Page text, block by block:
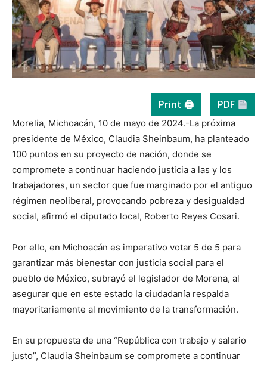
Print 🖨 PDF
Morelia, Michoacán, 10 de mayo de 2024.-La próxima
presidente de México, Claudia Sheinbaum, ha planteado
100 puntos en su proyecto de nación, donde se
compromete a continuar haciendo justicia a las y los
trabajadores, un sector que fue marginado por el antiguo
régimen neoliberal, provocando pobreza y desigualdad
social, afirmó el diputado local, Roberto Reyes Cosari.
Por ello, en Michoacán es imperativo votar 5 de 5 para
garantizar más bienestar con justicia social para el
pueblo de México, subrayó el legislador de Morena, al
asegurar que en este estado la ciudadanía respalda
mayoritariamente al movimiento de la transformación.
En su propuesta de una “República con trabajo y salario
justo”, Claudia Sheinbaum se compromete a continuar